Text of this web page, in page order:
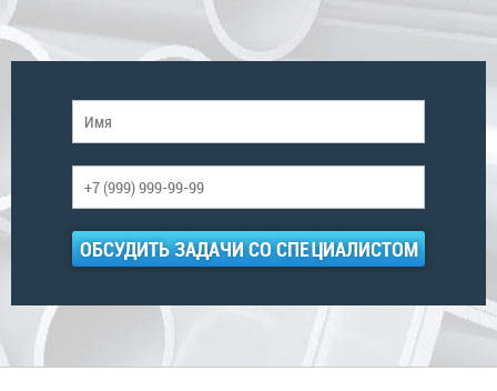
ОБСУДИТЬ ЗАДАЧИ СО СПЕЦИАЛИСТОМ